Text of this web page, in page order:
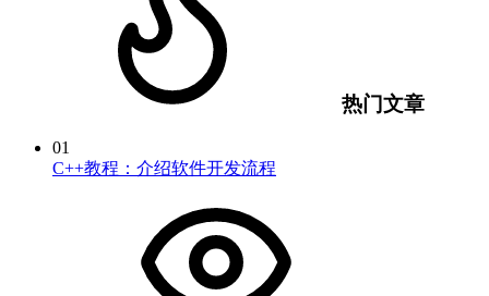
热门文章
01
C++教程：介绍软件开发流程